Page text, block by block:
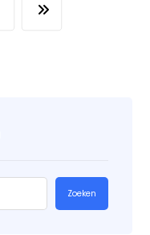
Zoeken